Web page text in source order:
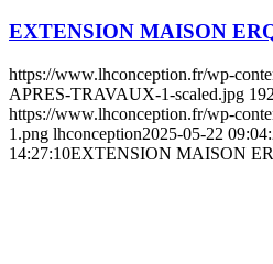
EXTENSION MAISON
https://www.lhconception.fr/wp-
APRES-TRAVAUX-1-scaled.jpg
https://www.lhconception.fr/wp-
1.png lhconception2025-05-22
14:27:10EXTENSION MAISON